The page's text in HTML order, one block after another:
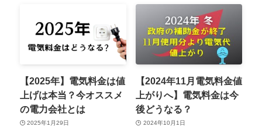
【2025年】電気料金は値
上げは本当？今オススメ
の電力会社とは
2025年1月29日
【2024年11月電気料金値
上がりへ】電気料金は今
後どうなる？
2024年10月1日